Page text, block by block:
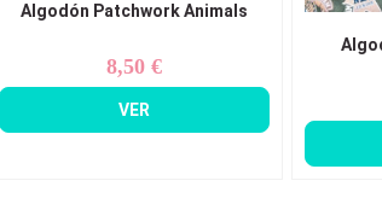
Algodón Patchwork Animals
Precio
8,50 €
VER